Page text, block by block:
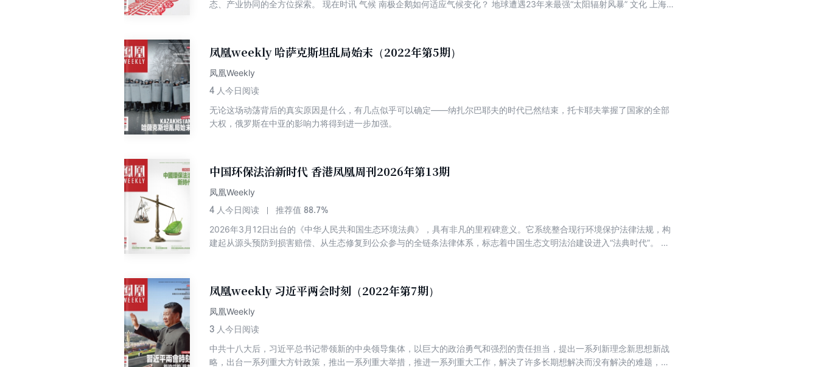
AI“造伪”冲击波： 从深度伪造到深度防御 一位54岁保安， 被AI欺骗的日与夜 AI换脸“黑产”的治理难题 中国 千万台电梯的“老
态、产业协同的全方位探索。 现在时讯 气候 南极企鹅如何适应气候变化？ 地球遭遇23年来最强“太阳辐射风暴” 文化 上海
好者成北京冬日风景线 中企加速布局“智能体商务”新赛道 中国培育农业“芯片”加快种业振兴 中国大学全球排名上升引不同解
读 中国打造“绿电天路”雄心勃勃 “成为中国人”火爆外网 中国“以静制动”悄然扩大影响力 全球观察 渡轮沉没事故折射菲律宾海
运安全痼疾 日本大熊猫迷惜别“晓晓”“蕾蕾” 科技 2026年改变日常生活的消费技术 军情 韩国KF-21成欧美战机有力竞争者 欧
洲重振国防工业前路漫漫 探索 揭秘谷歌量子计算机秘密实验室 马斯克称“擎天柱”机器人明年开售 健康 研究显示：节律紊乱
或增加患痴呆症风险 放下完美执念，摆脱“营养陷阱” 卷首语 如何走出对“含毒农药”的治理困局 封面故事 “十五五”启航 面向
未来产业，夯实中国经济新基石 科技自立自强 成果图鉴 地方两会收官， 擘画“十五五”发展蓝图 中国 “芯片之母”的攻坚战，
凤凰weekly 哈萨克斯坦乱局始末（2022年第5期）
凤凰Weekly
4 人今日阅读
无论这场动荡背后的真实原因是什么，有几点似乎可以确定——纳扎尔巴耶夫的时代已然结束，托卡耶夫掌握了国家的全部
大权，俄罗斯在中亚的影响力将得到进一步加强。
中国环保法治新时代 香港凤凰周刊2026年第13期
凤凰Weekly
4 人今日阅读 推荐值 88.7%
2026年3月12日出台的《中华人民共和国生态环境法典》，具有非凡的里程碑意义。它系统整合现行环境保护法律法规，构
建起从源头预防到损害赔偿、从生态修复到公众参与的全链条法律体系，标志着中国生态文明法治建设进入“法典时代”。 现
竞争优势 中国可凭借“小犒劳”做大市场机遇 新疆春博会迈出跨境旅游交流重要一步 “义乌模式”成功背后是质量至上 中国鼓励
企业加大基础研究投入 全球观察 越来越多特朗普支持者后悔投票给他 澳大利亚与印尼青少年社媒禁令效果有限 科技 美国人
形机器人背后的中国技术 “阿耳忒弥斯2号”飞越月球全记录 环境 中国能源结构正迅速“走向绿色” 绿色殡葬日益成为中国人新
选择 军情 伊朗战争：中东核军备竞赛的开始？ 探索 “世界模型”崛起或不可避免 人物 李昌钰：让证据说话的“华人神探” 伊朗
外长阿巴斯·阿拉格齐：“强硬发言人”与“关键斡旋者” 健康 中东战火助长“末日刷屏”现象 产业 世界或将爆发“能源生态冷战” 亚
欧天然气消费国重新转向煤炭 卷首语 对水电气须建立常态化的监管机制 朝鲜2026 / 03 / 19 封面故事 中国环保法治新时代
凤凰weekly 习近平两会时刻（2022年第7期）
凤凰Weekly
3 人今日阅读
中共十八大后，习近平总书记带领新的中央领导集体，以巨大的政治勇气和强烈的责任担当，提出一系列新理念新思想新战
略，出台一系列重大方针政策，推出一系列重大举措，推进一系列重大工作，解决了许多长期想解决而没有解决的难题，办